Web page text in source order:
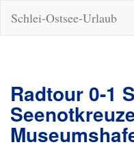
Schlei-Ostsee-Urlaub
Radtour 0-1